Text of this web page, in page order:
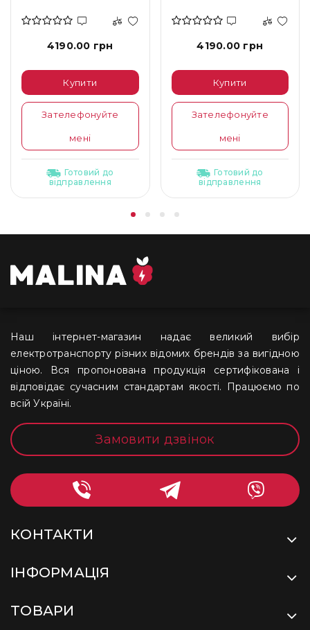
4190.00 грн
Купити
Зателефонуйте
мені
Готовий до
відправлення
4190.00 грн
Купити
Зателефонуйте
мені
Готовий до
відправлення
Наш інтернет-магазин надає великий вибір
електротранспорту різних відомих брендів за вигідною
ціною. Вся пропонована продукція сертифікована і
відповідає сучасним стандартам якості. Працюємо по
всій Україні.
Замовити дзвінок
КОНТАКТИ
ІНФОРМАЦІЯ
ТОВАРИ